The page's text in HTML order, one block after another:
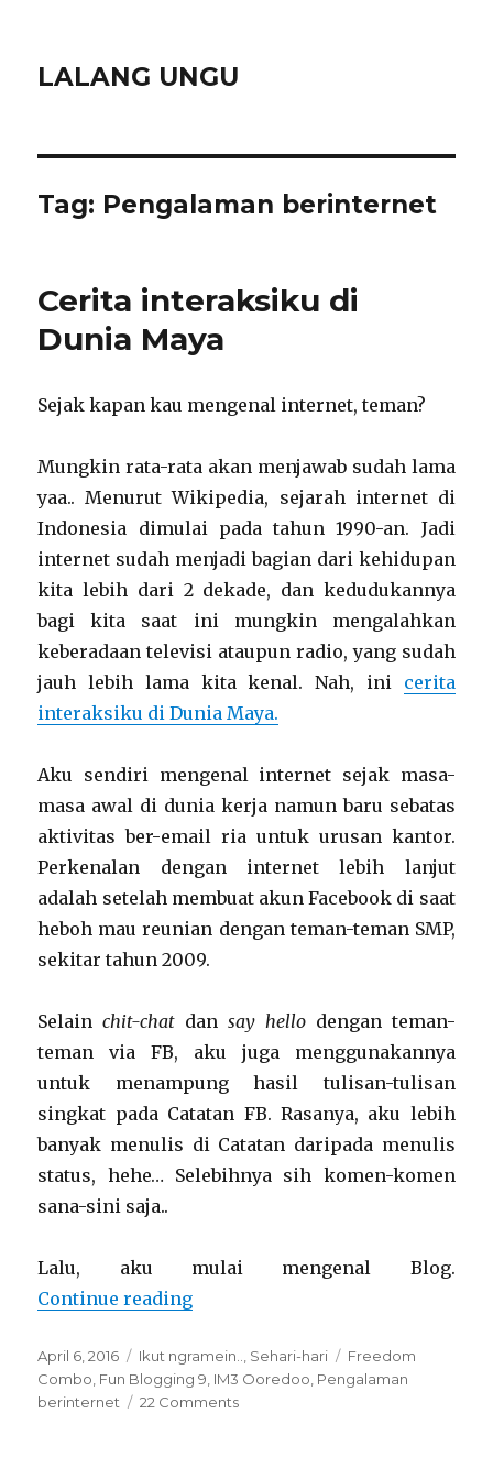
LALANG UNGU
Tag: Pengalaman berinternet
Cerita interaksiku di
Dunia Maya
Sejak kapan kau mengenal internet, teman?
Mungkin rata-rata akan menjawab sudah lama
yaa.. Menurut Wikipedia, sejarah internet di
Indonesia dimulai pada tahun 1990-an. Jadi
internet sudah menjadi bagian dari kehidupan
kita lebih dari 2 dekade, dan kedudukannya
bagi kita saat ini mungkin mengalahkan
keberadaan televisi ataupun radio, yang sudah
jauh lebih lama kita kenal. Nah, ini cerita
interaksiku di Dunia Maya.
Aku sendiri mengenal internet sejak masa-
masa awal di dunia kerja namun baru sebatas
aktivitas ber-email ria untuk urusan kantor.
Perkenalan dengan internet lebih lanjut
adalah setelah membuat akun Facebook di saat
heboh mau reunian dengan teman-teman SMP,
sekitar tahun 2009.
Selainchit-chat dansay hellodengan teman-
teman via FB, aku juga menggunakannya
untuk menampung hasil tulisan-tulisan
singkat pada Catatan FB. Rasanya, aku lebih
banyak menulis di Catatan daripada menulis
status, hehe… Selebihnya sih komen-komen
sana-sini saja..
Lalu, aku mulai mengenal Blog.
Continue reading“Cerita interaksiku di Dunia
Posted
on
April 6, 2016 Categories
Ikut ngramein.. Sehari-hari Tags
Freedom
Combo Fun Blogging 9 IM3 Ooredoo Pengalaman
berinternet
22 Commentson